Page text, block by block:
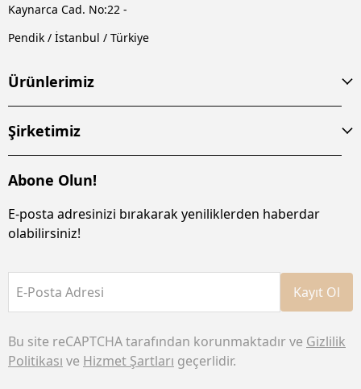
Kaynarca Cad. No:22 -
Pendik / İstanbul / Türkiye
Ürünlerimiz
Şirketimiz
Abone Olun!
E-posta adresinizi bırakarak yeniliklerden haberdar
olabilirsiniz!
E-Posta Adresi Kayıt Ol
Bu site reCAPTCHA tarafından korunmaktadır ve Gizlilik
Politikası ve Hizmet Şartları geçerlidir.